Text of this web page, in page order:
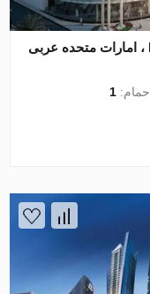
آپارتمان در Dubai Silicon Oasis، Dubai ، امارات متحده عربی
حمام:1